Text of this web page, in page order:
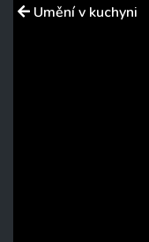
Umění v kuchyni